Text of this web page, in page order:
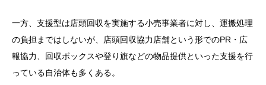
一方、支援型は店頭回収を実施する小売事業者に対し、運搬処理
の負担まではしないが、店頭回収協力店舗という形でのPR・広
報協力、回収ボックスや登り旗などの物品提供といった支援を行
っている自治体も多くある。